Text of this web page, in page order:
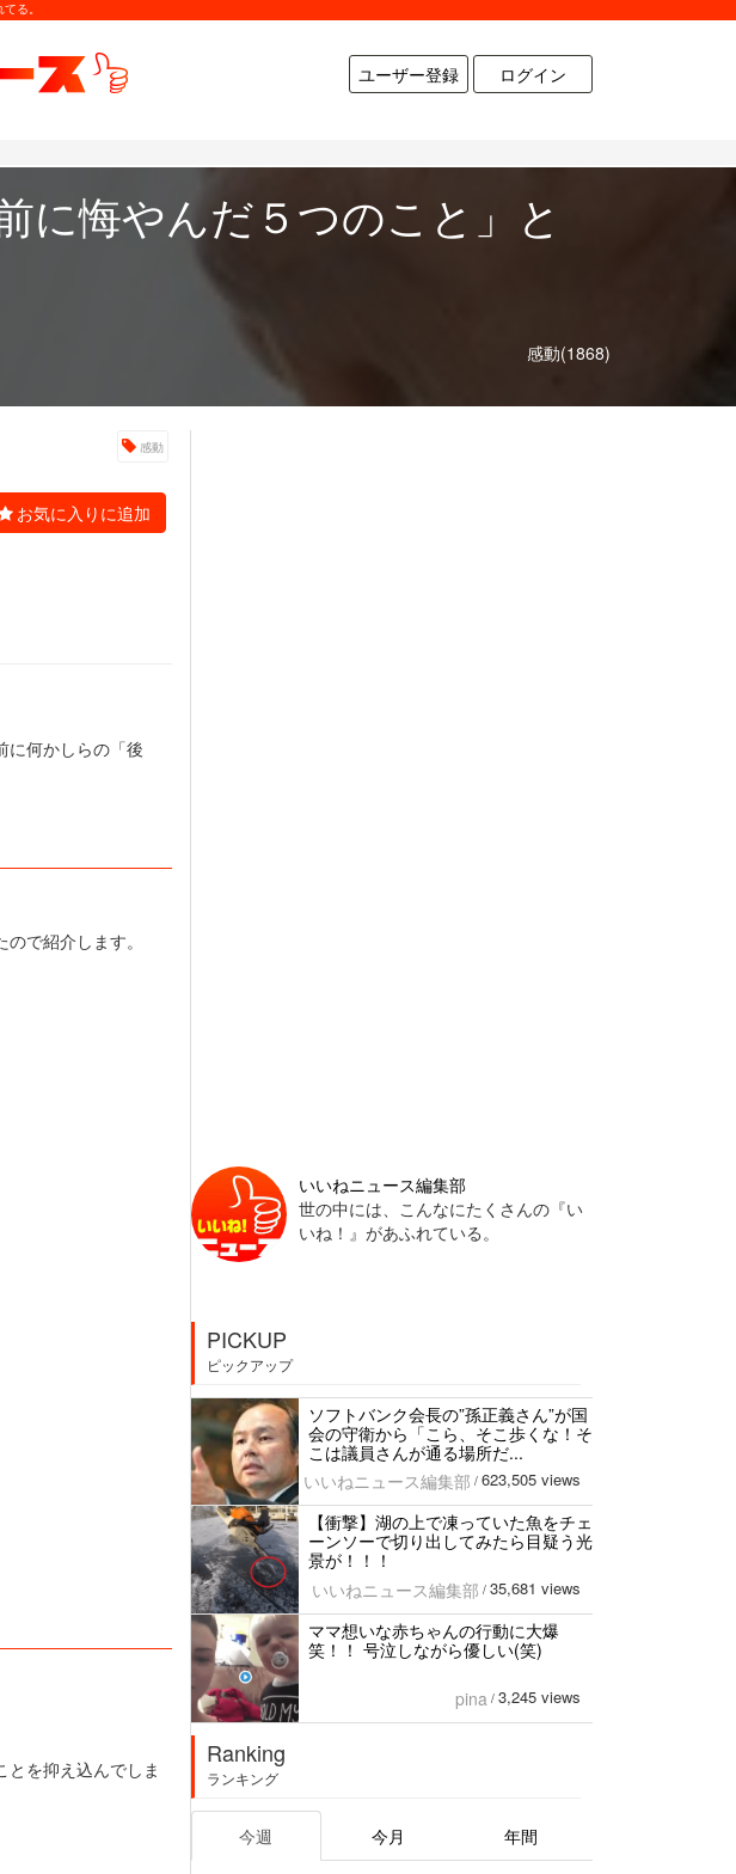
る。
ユーザー登録 ログイン
に悔やんだ５つのこと」と
感動(1868)
感動
お気に入りに追加
に何かしらの「後
で紹介します。
を抑え込んでしま
いいねニュース編集部
世の中には、こんなにたくさんの『い
いね！』があふれている。
PICKUP
ピックアップ
ソフトバンク会長の”孫正義さん”が国
会の守衛から「こら、そこ歩くな！そ
こは議員さんが通る場所だ...
いいねニュース編集部 / 623,505 views
【衝撃】湖の上で凍っていた魚をチェ
ーンソーで切り出してみたら目疑う光
景が！！！
いいねニュース編集部 / 35,681 views
ママ想いな赤ちゃんの行動に大爆
笑！！ 号泣しながら優しい(笑)
pina / 3,245 views
Ranking
ランキング
今週 今月 年間